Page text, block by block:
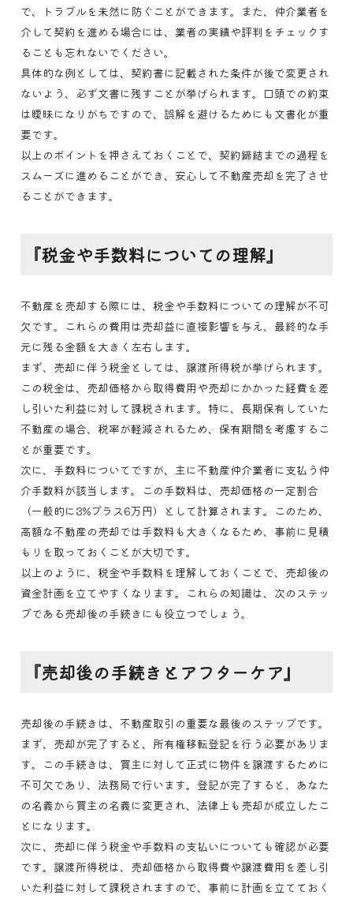
で、トラブルを未然に防ぐことができます。また、仲介業者を
介して契約を進める場合には、業者の実績や評判をチェックす
ることも忘れないでください。
具体的な例としては、契約書に記載された条件が後で変更され
ないよう、必ず文書に残すことが挙げられます。口頭での約束
は曖昧になりがちですので、誤解を避けるためにも文書化が重
要です。
以上のポイントを押さえておくことで、契約締結までの過程を
スムーズに進めることができ、安心して不動産売却を完了させ
ることができます。
『税金や手数料についての理解』
不動産を売却する際には、税金や手数料についての理解が不可
欠です。これらの費用は売却益に直接影響を与え、最終的な手
元に残る金額を大きく左右します。
まず、売却に伴う税金としては、譲渡所得税が挙げられます。
この税金は、売却価格から取得費用や売却にかかった経費を差
し引いた利益に対して課税されます。特に、長期保有していた
不動産の場合、税率が軽減されるため、保有期間を考慮するこ
とが重要です。
次に、手数料についてですが、主に不動産仲介業者に支払う仲
介手数料が該当します。この手数料は、売却価格の一定割合
（一般的に3%プラス6万円）として計算されます。このため、
高額な不動産の売却では手数料も大きくなるため、事前に見積
もりを取っておくことが大切です。
以上のように、税金や手数料を理解しておくことで、売却後の
資金計画を立てやすくなります。これらの知識は、次のステッ
プである売却後の手続きにも役立つでしょう。
『売却後の手続きとアフターケア』
売却後の手続きは、不動産取引の重要な最後のステップです。
まず、売却が完了すると、所有権移転登記を行う必要がありま
す。この手続きは、買主に対して正式に物件を譲渡するために
不可欠であり、法務局で行います。登記が完了すると、あなた
の名義から買主の名義に変更され、法律上も売却が成立したこ
とになります。
次に、売却に伴う税金や手数料の支払いについても確認が必要
です。譲渡所得税は、売却価格から取得費や譲渡費用を差し引
いた利益に対して課税されますので、事前に計画を立てておく